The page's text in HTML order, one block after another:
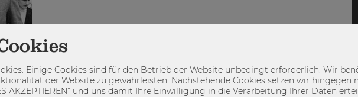
Einige Cookies sind für den Betrieb der Website unbedingt erforderlich. Wir
der Website zu gewährleisten. Nachstehende Cookies setzen wir hingegen
AKZEPTIEREN“ und uns damit Ihre Einwilligung in die Verarbeitung Ihrer Daten